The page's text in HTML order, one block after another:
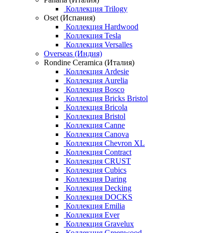
Коллекция Trilogy
Oset (Испания)
Коллекция Hardwood
Коллекция Tesla
Коллекция Versalles
Overseas (Индия)
Rondine Ceramica (Италия)
Коллекция Ardesie
Коллекция Aurelia
Коллекция Bosco
Коллекция Bricks Bristol
Коллекция Bricola
Коллекция Bristol
Коллекция Canne
Коллекция Canova
Коллекция Chevron XL
Коллекция Contract
Коллекция CRUST
Коллекция Cubics
Коллекция Daring
Коллекция Decking
Коллекция DOCKS
Коллекция Emilia
Коллекция Ever
Коллекция Gravelux